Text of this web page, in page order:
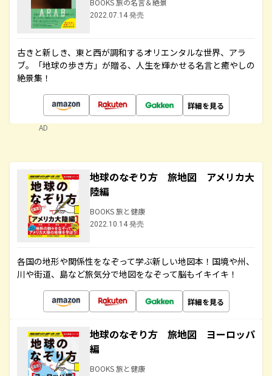
BOOKS 旅の名言＆絶景
2022.07.14 発売
古きと新しき、東と西が調和するオリエンタルな世界、アラ
ブ。「地球の歩き方」が贈る、人生を輝かせる名言と癒やしの
絶景集！
詳細を見る
AD
地球のなぞり方 旅地図 アメリカ大
陸編
BOOKS 旅と健康
2022.10.14 発売
各国の地形や関係性をなぞって学ぶ新しい地図本！国境や州、
川や街道、島など旅気分で地図をなぞって脳もイキイキ！
詳細を見る
地球のなぞり方 旅地図 ヨーロッパ
編
BOOKS 旅と健康